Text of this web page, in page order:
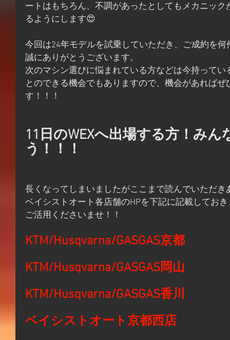
ートはもちろん、不調があったとしてもメカニッ
るようにします😍
今回は24年モデルを試乗していただき、ご成約を
誠にありがとうございます。
次のマシン選びに悩まれている方などは今持って
とのできる機会でもありますので、機会があれば
す！！！
11日のWEXへ出場する方！み
う！！！
長くなってしまいましたがここまで読んでいただ
ベイシストオート各店舗のHPを下記に記載してお
ご活用くださいませ！！
KTM/Husqvarna/GASGAS京都
KTM/Husqvarna/GASGAS岡山
KTM/Husqvarna/GASGAS香川
ベイシストオート京都西店